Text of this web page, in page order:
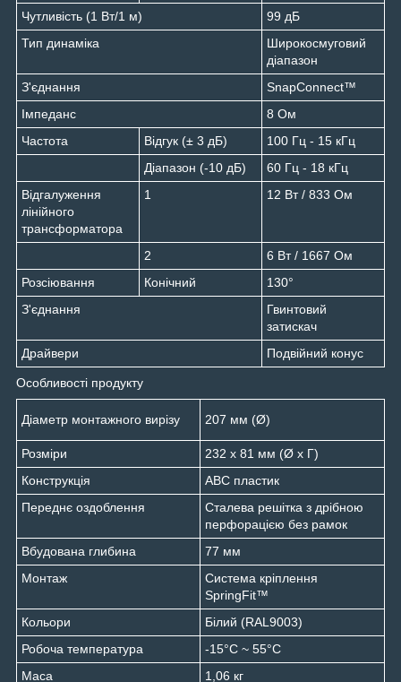
Чутливість (1 Вт/1 м)
99 дБ
Тип динаміка
Широкосмуговий
діапазон
З'єднання
SnapConnect™
Імпеданс
8 Ом
Частота
Відгук (± 3 дБ)
100 Гц - 15 кГц
Діапазон (-10 дБ)
60 Гц - 18 кГц
Відгалуження
лінійного
трансформатора
1 12 Вт / 833 Ом
2
6 Вт / 1667 Ом
Розсіювання
Конічний
130°
З'єднання
Гвинтовий
затискач
Драйвери
Подвійний конус
Особливості продукту
Діаметр монтажного вирізу 207 мм (Ø)
Розміри
232 х 81 мм (Ø х Г)
Конструкція
ABC пластик
Переднє оздоблення
Сталева решітка з дрібною
перфорацією без рамок
Вбудована глибина
77 мм
Монтаж
Система кріплення
SpringFit™
Кольори
Білий (RAL9003)
Робоча температура
-15°С ~ 55°С
Маса
1,06 кг